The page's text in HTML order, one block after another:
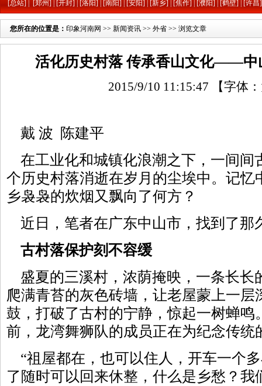
[总站] [郑州] [开封] [洛阳] [南阳] [安阳] [新乡] [焦作] [濮阳] [鹤壁] [许昌]
您所在的位置是： 印象河南网 >> 新闻资讯 >> 外省 >> 浏览文章
活化历史村落 传承香山文化——中
2015/9/10 11:15:47 【字体：
戴 波 陈建平
在工业化和城镇化浪潮之下，一间间
个历史村落消逝在岁月的尘埃中。记忆
乡袅袅的炊烟又飘向了何方？
近日，笔者在广东中山市，找到了那
古村落保护刻不容缓
盛夏的三溪村，浓荫掩映，一条长长
爬满青苔的灰色砖墙，让老屋蒙上一
鼓，打破了古村的宁静，惊起一树蝉鸣
前，龙湾舞狮队的成员正在为纪念传统
“祖屋都在，也可以住人，开车一个
了随时可以回来休整，什么是乡愁？我